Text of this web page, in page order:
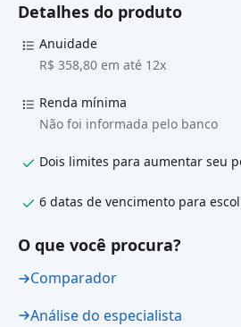
Detalhes do produto
Anuidade
R$ 358,80 em até 12x
Renda mínima
Não foi informada pelo banco
Dois limites para aumentar seu
6 datas de vencimento para
O que você procura?
Comparador
Análise do especialista